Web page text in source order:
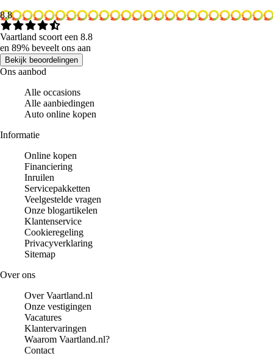
8.8
Vaartland scoort een 8.8
en 89% beveelt ons aan
Bekijk beoordelingen
Ons aanbod
Alle occasions
Alle aanbiedingen
Auto online kopen
Informatie
Online kopen
Financiering
Inruilen
Servicepakketten
Veelgestelde vragen
Onze blogartikelen
Klantenservice
Cookieregeling
Privacyverklaring
Sitemap
Over ons
Over Vaartland.nl
Onze vestigingen
Vacatures
Klantervaringen
Waarom Vaartland.nl?
Contact